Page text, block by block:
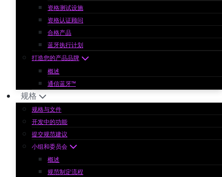
资格测试设施
资格认证顾问
合格产品
蓝牙执行计划
打造您的产品品牌
概述
通信蓝牙™
规格
规格与文件
开发中的功能
提交规范建议
小组和委员会
概述
规范制定流程